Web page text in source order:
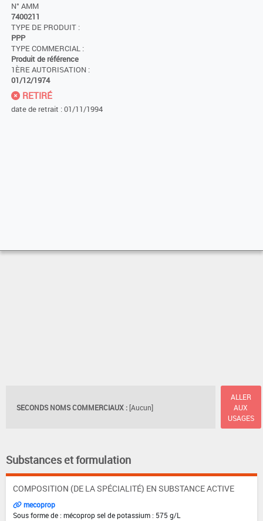
N° AMM
7400211
TYPE DE PRODUIT :
PPP
TYPE COMMERCIAL :
Produit de référence
1ÈRE AUTORISATION :
01/12/1974
RETIRÉ
date de retrait : 01/11/1994
SECONDS NOMS COMMERCIAUX : [Aucun]
ALLER
AUX
USAGES
Substances et formulation
COMPOSITION (DE LA SPÉCIALITÉ) EN SUBSTANCE ACTIVE
mecoprop
Sous forme de : mécoprop sel de potassium : 575 g/L